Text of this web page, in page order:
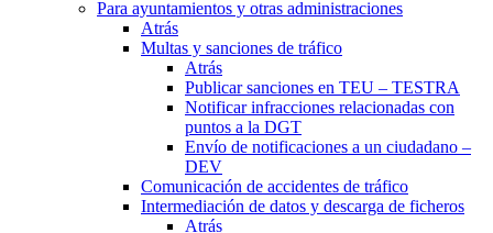
Para ayuntamientos y otras administraciones
Atrás
Multas y sanciones de tráfico
Atrás
Publicar sanciones en TEU – TESTRA
Notificar infracciones relacionadas con
puntos a la DGT
Envío de notificaciones a un ciudadano –
DEV
Comunicación de accidentes de tráfico
Intermediación de datos y descarga de ficheros
Atrás